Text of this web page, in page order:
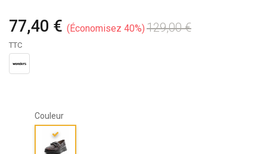
77,40 € Économisez 40% 129,00 €
TTC
Couleur